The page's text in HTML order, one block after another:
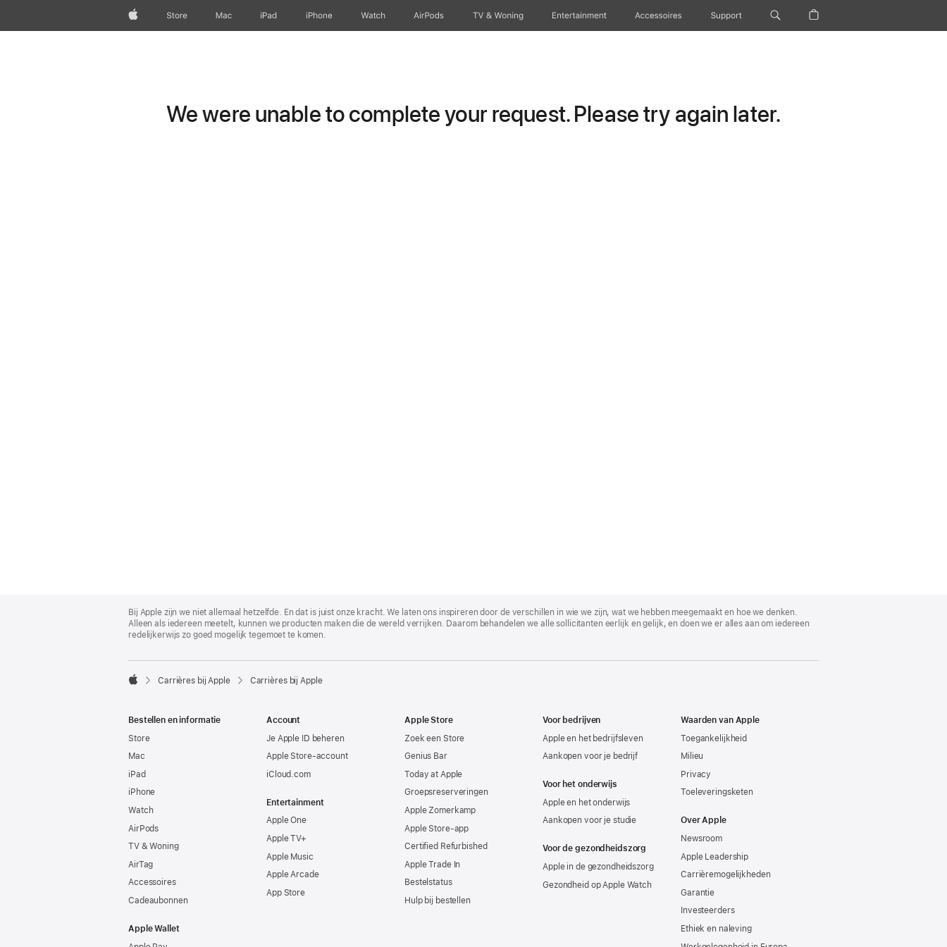
AppleStore Mac iPad iPhone Watch AirPods TV & Woning Entertainment Accessoires Support
We were unable to complete your request. Please try again later.
Footer
Bij Apple zijn we niet allemaal hetzelfde. En dat is juist onze kracht. We laten ons inspireren door de verschillen in wie we zijn, wat we hebben meegemaakt en hoe we denken.
Alleen als iedereen meetelt, kunnen we producten maken die de wereld verrijken. Daarom behandelen we alle sollicitanten eerlijk en gelijk, en doen we er alles aan om iedereen
redelijkerwijs zo goed mogelijk tegemoet te komen.

Carrières bij Apple Carrières bij Apple
Bestellen en informatie
Store
Mac
iPad
iPhone
Watch
AirPods
TV & Woning
AirTag
Accessoires
Cadeaubonnen
Apple Wallet
Account
Je Apple ID beheren
Apple Store-account
iCloud.com
Entertainment
Apple One
Apple TV+
Apple Music
Apple Arcade
App Store
Apple Store
Zoek een Store
Genius Bar
Today at Apple
Groepsreserveringen
Apple Zomerkamp
Apple Store-app
Certified Refurbished
Apple Trade In
Bestelstatus
Hulp bij bestellen
Voor bedrijven
Apple en het bedrijfsleven
Aankopen voor je bedrijf
Voor het onderwijs
Apple en het onderwijs
Aankopen voor je studie
Voor de gezondheidszorg
Apple in de gezondheidszorg
Gezondheid op Apple Watch
Waarden van Apple
Toegankelijkheid
Milieu
Privacy
Toeleveringsketen
Over Apple
Newsroom
Apple Leadership
Carrièremogelijkheden
Garantie
Investeerders
Ethiek en naleving